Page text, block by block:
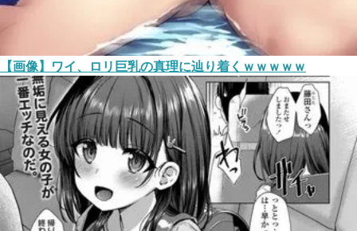
【画像】ワイ、ロリ巨乳の真理に辿り着くｗｗｗｗｗ